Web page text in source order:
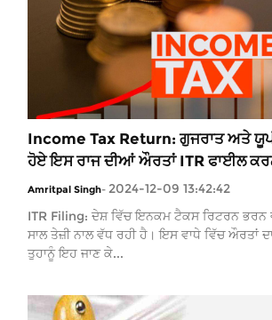
Income Tax Return: ਗੁਜਰਾਤ ਅਤੇ
ਹੋਏ ਇਸ ਰਾਜ ਦੀਆਂ ਔਰਤਾਂ ITR ਫਾਈਲ
Amritpal Singh- 2024-12-09 13:42:42
ITR Filing: ਦੇਸ਼ ਵਿੱਚ ਇਨਕਮ ਟੈਕਸ ਰਿਟਰਨ ਭਰਨ
ਸਾਲ ਤੇਜ਼ੀ ਨਾਲ ਵੱਧ ਰਹੀ ਹੈ। ਇਸ ਵਾਧੇ ਵਿੱਚ ਔਰਤਾਂ
ਤੁਹਾਨੂੰ ਇਹ ਜਾਣ ਕੇ...